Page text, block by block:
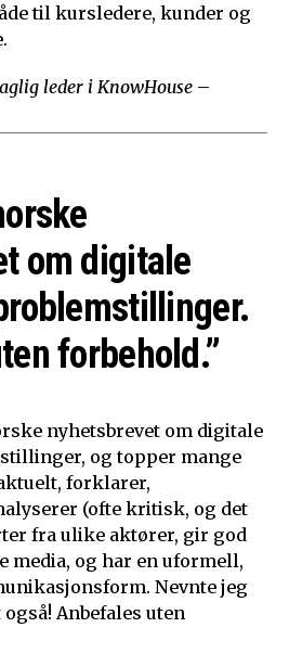
til kursledere, kunder og
leder i KnowHouse –
om digitale
forbehold.”
nyhetsbrevet om digitale
og topper mange
forklarer,
(ofte kritisk, og det
fra ulike aktører, gir god
media, og har en uformell,
Nevnte jeg
Anbefales uten